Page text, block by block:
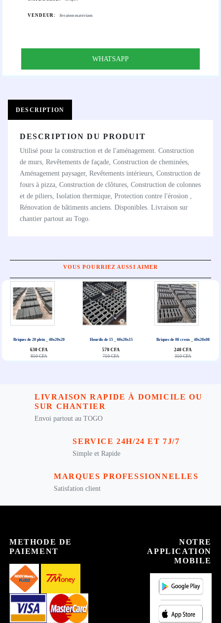
VENDEUR: livraison matériaux
WHATSAPP
DESCRIPTION
DESCRIPTION DU PRODUIT
Utilisé pour la construction et de l'aménagement. Construction
de murs, Revêtements de façade, Construction de cheminées,
Aménagement paysager, Revêtements intérieurs, Construction de
fours à pizza, Construction de clôtures, Construction de colonnes
et de piliers, Isolation thermique, Protection contre l'érosion ,
Rénovation de bâtiments anciens. Disponibles. Livraison sur
chantier partout au Togo.
VOUS POURRIEZ AUSSI AIMER
Briques de 20 plein _ 40x20x20
630 CFA
850 CFA
Hourdis de 15 _ 60x20x15
570 CFA
750 CFA
Briques de 08 creux _ 40x20x08
240 CFA
350 CFA
LIVRAISON RAPIDE À DOMICILE OU
SUR CHANTIER
Envoi partout au TOGO
SERVICE 24H/24 ET 7J/7
Simple et Rapide
MARQUES PROFESSIONNELLES
Satisfation client
METHODE DE
PAIEMENT
NOTRE
APPLICATION
MOBILE